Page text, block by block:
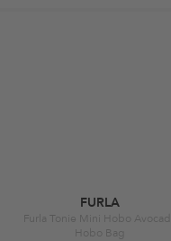
FURLA
Furla Tonie Mini Hobo Avocado
Hobo Bag